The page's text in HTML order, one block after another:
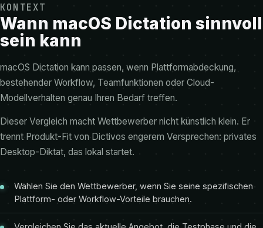
KONTEXT
Wann macOS Dictation sinnvoll
sein kann
macOS Dictation kann passen, wenn Plattformabdeckung,
bestehender Workflow, Teamfunktionen oder Cloud-
Modellverhalten genau Ihren Bedarf treffen.
Dieser Vergleich macht Wettbewerber nicht künstlich klein. Er
trennt Produkt-Fit von Dictivos engerem Versprechen: privates
Desktop-Diktat, das lokal startet.
Wählen Sie den Wettbewerber, wenn Sie seine spezifischen
Plattform- oder Workflow-Vorteile brauchen.